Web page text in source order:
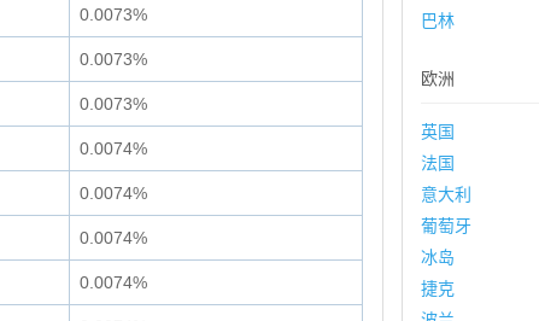
0.0073%
0.0073%
0.0073%
0.0074%
0.0074%
0.0074%
0.0074%
巴林
欧洲
英国
法国
意大利
葡萄牙
冰岛
捷克